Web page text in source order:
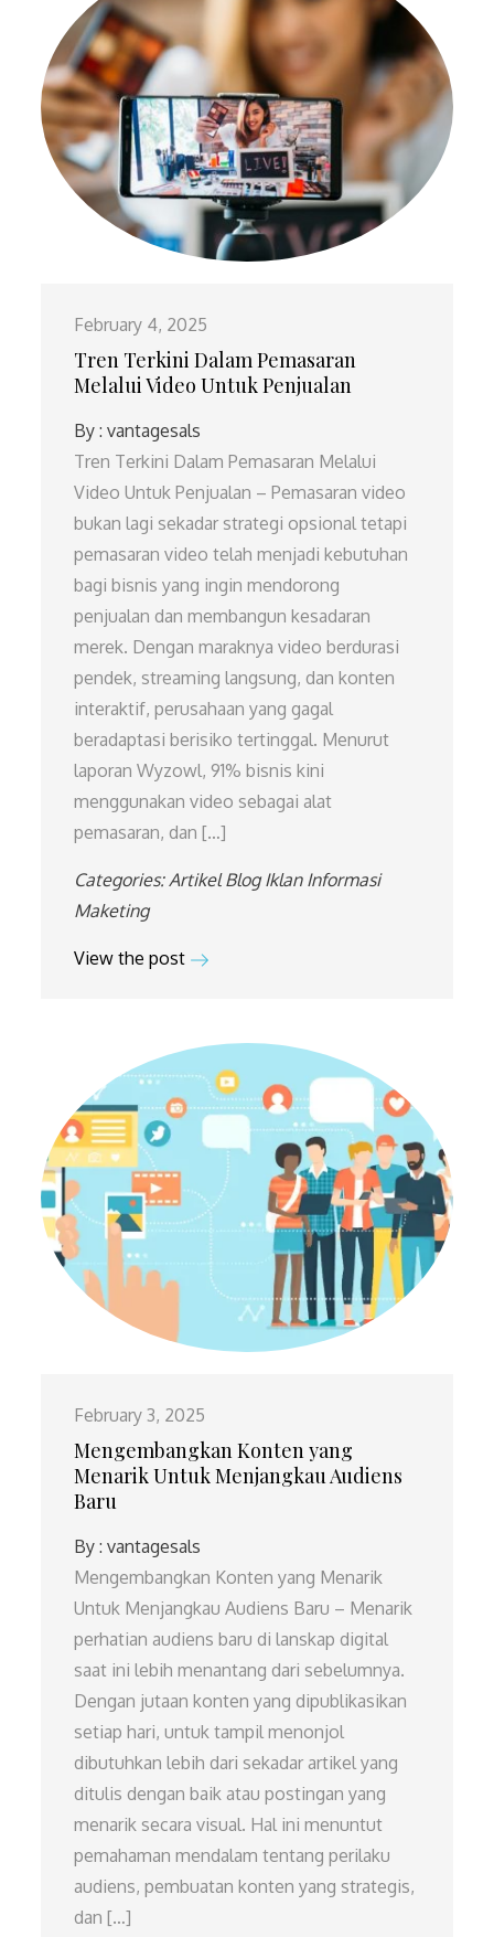
February 4, 2025
Tren Terkini Dalam Pemasaran
Melalui Video Untuk Penjualan
By :vantagesals
Tren Terkini Dalam Pemasaran Melalui
Video Untuk Penjualan – Pemasaran video
bukan lagi sekadar strategi opsional tetapi
pemasaran video telah menjadi kebutuhan
bagi bisnis yang ingin mendorong
penjualan dan membangun kesadaran
merek. Dengan maraknya video berdurasi
pendek, streaming langsung, dan konten
interaktif, perusahaan yang gagal
beradaptasi berisiko tertinggal. Menurut
laporan Wyzowl, 91% bisnis kini
menggunakan video sebagai alat
pemasaran, dan […]
Categories:Artikel Blog Iklan Informasi
Maketing
View the post
February 3, 2025
Mengembangkan Konten yang
Menarik Untuk Menjangkau Audiens
Baru
By :vantagesals
Mengembangkan Konten yang Menarik
Untuk Menjangkau Audiens Baru – Menarik
perhatian audiens baru di lanskap digital
saat ini lebih menantang dari sebelumnya.
Dengan jutaan konten yang dipublikasikan
setiap hari, untuk tampil menonjol
dibutuhkan lebih dari sekadar artikel yang
ditulis dengan baik atau postingan yang
menarik secara visual. Hal ini menuntut
pemahaman mendalam tentang perilaku
audiens, pembuatan konten yang strategis,
dan […]